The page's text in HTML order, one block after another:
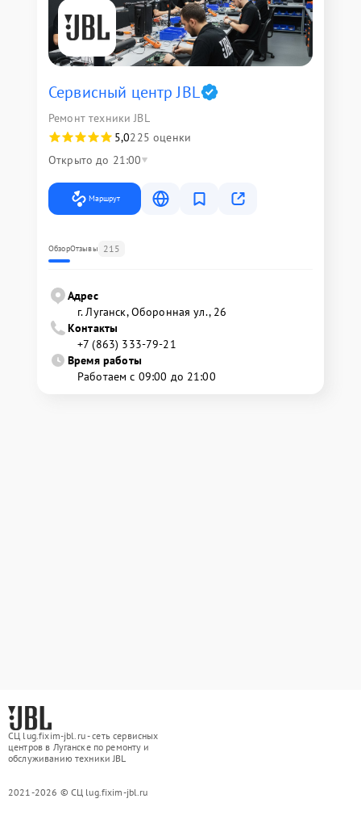
Сервисный центр JBL
Ремонт техники JBL
5,0225 оценки
Открыто до 21:00
Маршрут
ОбзорОтзывы 215
Адрес
г. Луганск, Оборонная ул., 26
Контакты
+7 (863) 333-79-21
Время работы
Работаем с 09:00 до 21:00
СЦ lug.fixim-jbl.ru - сеть сервисных
центров в Луганске по ремонту и
обслуживанию техники JBL
2021-2026 © СЦ lug.fixim-jbl.ru